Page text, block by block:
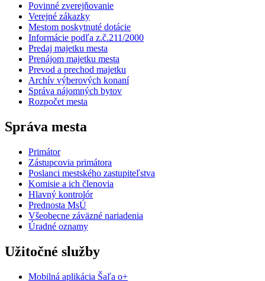
Povinné zverejňovanie
Verejné zákazky
Mestom poskytnuté dotácie
Informácie podľa z.č.211/2000
Predaj majetku mesta
Prenájom majetku mesta
Prevod a prechod majetku
Archív výberových konaní
Správa nájomných bytov
Rozpočet mesta
Správa mesta
Primátor
Zástupcovia primátora
Poslanci mestského zastupiteľstva
Komisie a ich členovia
Hlavný kontrolór
Prednosta MsÚ
Všeobecne záväzné nariadenia
Úradné oznamy
Užitočné služby
Mobilná aplikácia Šaľa o+